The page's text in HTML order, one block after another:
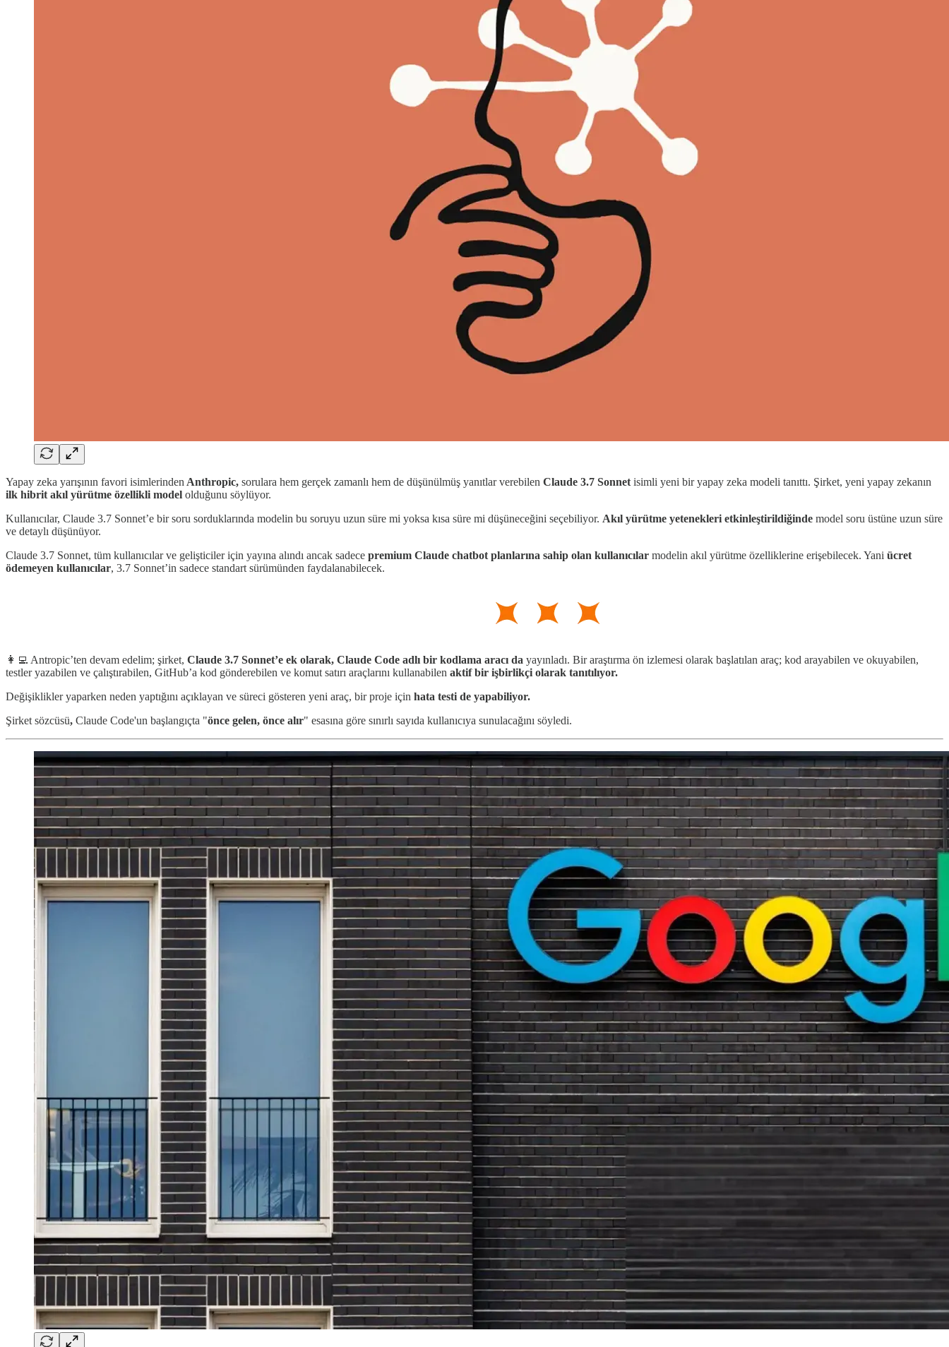
Yapay zeka yarışının favori isimlerinden Anthropic, sorulara hem gerçek zamanlı hem de düşünülmüş yanıtlar verebilen Claude 3.7 Sonnet isimli yeni bir yapay zeka modeli tanıttı. Şirket, yeni yapay zekanın
ilk hibrit akıl yürütme özellikli model olduğunu söylüyor.
Kullanıcılar, Claude 3.7 Sonnet’e bir soru sorduklarında modelin bu soruyu uzun süre mi yoksa kısa süre mi düşüneceğini seçebiliyor. Akıl yürütme yetenekleri etkinleştirildiğinde model soru üstüne uzun süre
ve detaylı düşünüyor.
Claude 3.7 Sonnet, tüm kullanıcılar ve gelişticiler için yayına alındı ancak sadece premium Claude chatbot planlarına sahip olan kullanıcılar modelin akıl yürütme özelliklerine erişebilecek. Yani ücret
ödemeyen kullanıcılar, 3.7 Sonnet’in sadece standart sürümünden faydalanabilecek.
👩‍💻 Antropic’ten devam edelim; şirket, Claude 3.7 Sonnet’e ek olarak, Claude Code adlı bir kodlama aracı da yayınladı. Bir araştırma ön izlemesi olarak başlatılan araç; kod arayabilen ve okuyabilen,
testler yazabilen ve çalıştırabilen, GitHub’a kod gönderebilen ve komut satırı araçlarını kullanabilen aktif bir işbirlikçi olarak tanıtılıyor.
Değişiklikler yaparken neden yaptığını açıklayan ve süreci gösteren yeni araç, bir proje için hata testi de yapabiliyor.
Şirket sözcüsü, Claude Code'un başlangıçta "önce gelen, önce alır" esasına göre sınırlı sayıda kullanıcıya sunulacağını söyledi.